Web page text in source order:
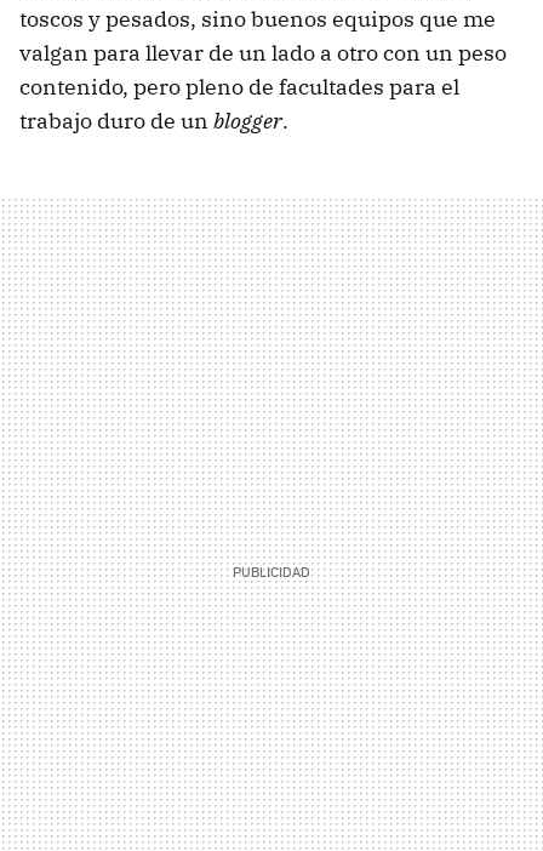
toscos y pesados, sino buenos equipos que me
valgan para llevar de un lado a otro con un peso
contenido, pero pleno de facultades para el
trabajo duro de un blogger.